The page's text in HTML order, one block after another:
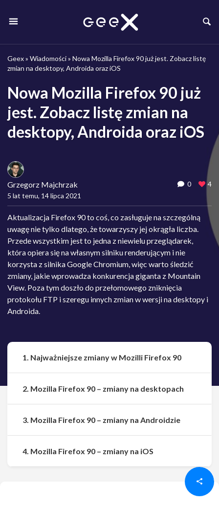
Geex» Wiadomości» Nowa Mozilla Firefox 90 już jest. Zobacz listę
zmian na desktopy, Androida oraz iOS
Nowa Mozilla Firefox 90 już
jest. Zobacz listę zmian na
desktopy, Androida oraz iOS
Grzegorz Majchrzak
5 lat temu, 14 lipca 2021
0 4
Aktualizacja Firefox 90 to coś, co zasługuje na szczególną
uwagę nie tylko dlatego, że towarzyszy jej okrągła liczba.
Przede wszystkim jest to jedna z niewielu przeglądarek,
która opiera się na własnym silniku renderującym i nie
korzysta z silnika Google Chromium, więc warto śledzić
zmiany, jakie wprowadza konkurencja giganta z Mountain
View. Poza tym doszło do przełomowego zniknięcia
protokołu FTP i szeregu innych zmian w wersji na desktopy i
Androida.
Udostępnij Udostępnij
1. Najważniejsze zmiany w Mozilli Firefox 90
2. Mozilla Firefox 90 – zmiany na desktopach
3. Mozilla Firefox 90 – zmiany na Androidzie
4. Mozilla Firefox 90 – zmiany na iOS